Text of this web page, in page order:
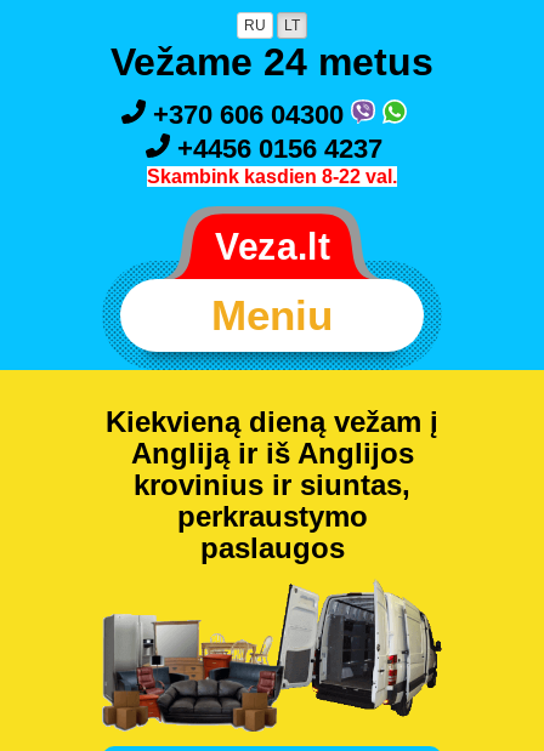
RU LT
Vežame 24 metus
+370 606 04300
+4456 0156 4237
Skambink kasdien 8-22 val.
Meniu
Kiekvieną dieną vežam į
Angliją ir iš Anglijos
krovinius ir siuntas,
perkraustymo
paslaugos